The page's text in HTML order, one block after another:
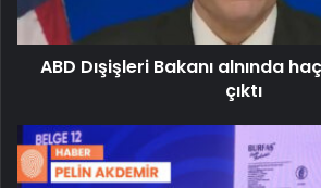
ABD Dışişleri Bakanı alnında
çıktı